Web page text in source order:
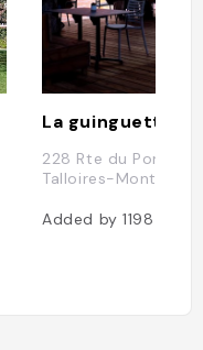
228 Rte du Ponton,
Talloires-Montmin,
Added by1198